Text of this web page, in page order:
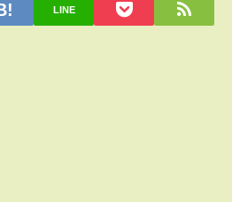
LINE